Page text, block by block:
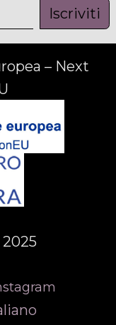
Iscriviti
– Next
Srl 2025